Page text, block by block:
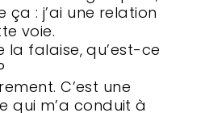
ça : j’ai une relation
voie.
la falaise, qu’est-ce
C’est une
qui m’a conduit à